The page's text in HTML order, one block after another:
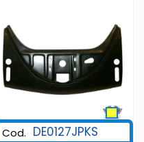
Cod. DE0127JPKS